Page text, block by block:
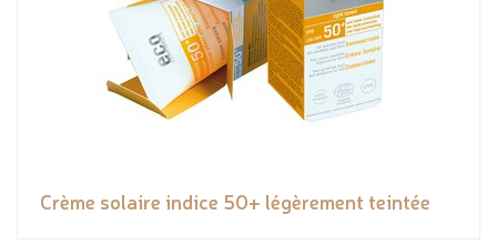
Crème solaire indice 50+ légèrement teintée